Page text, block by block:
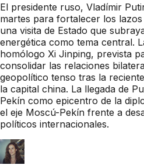
El presidente ruso, Vladímir
martes para fortalecer los
una visita de Estado que
energética como tema central.
homólogo Xi Jinping, prevista
consolidar las relaciones
geopolítico tenso tras la
la capital china. La llegada de
Pekín como epicentro de la
el eje Moscú-Pekín frente a
políticos internacionales.